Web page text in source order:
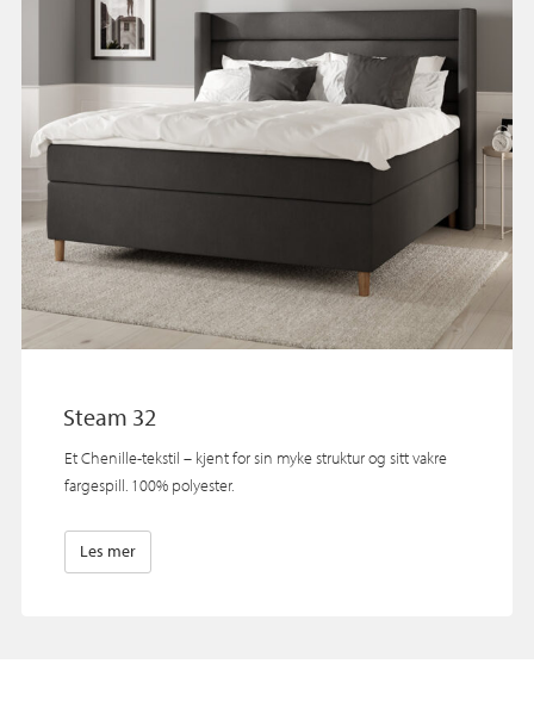
Steam 32
Et Chenille-tekstil – kjent for sin myke struktur og sitt vakre
fargespill. 100% polyester.
Les mer